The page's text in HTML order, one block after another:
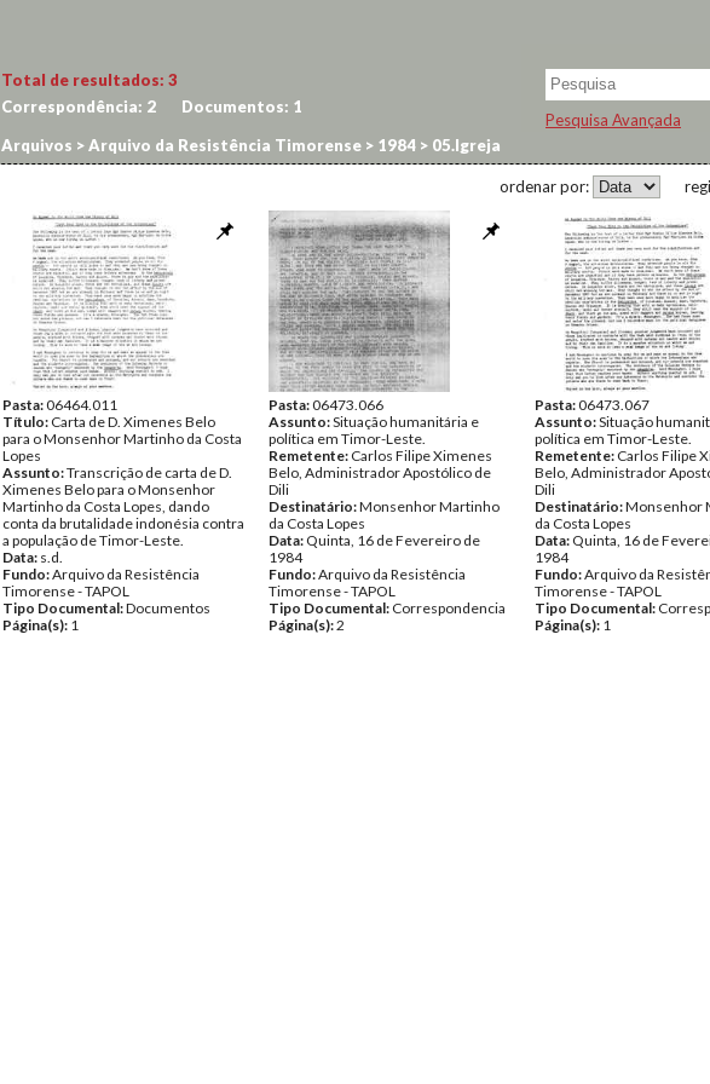
Pesquisa Avançada
Total de resultados: 3
Correspondência: 2 Documentos: 1
Arquivos >Arquivo da Resistência Timorense > 1984 > 05.Igreja
ordenar por:
Pasta:06464.011
Título: Carta de D. Ximenes Belo
para o Monsenhor Martinho da Costa
Lopes
Assunto:Transcrição de carta de D.
Ximenes Belo para o Monsenhor
Martinho da Costa Lopes, dando
conta da brutalidade indonésia contra
a população de Timor-Leste.
Data: s.d.
Fundo:Arquivo da Resistência
Timorense - TAPOL
Tipo Documental:Documentos
Página(s): 1
Pasta:06473.066
Assunto:Situação humanitária e
política em Timor-Leste.
Remetente: Carlos Filipe Ximenes
Belo, Administrador Apostólico de
Dili
Destinatário:Monsenhor Martinho
da Costa Lopes
Data: Quinta, 16 de Fevereiro de
1984
Fundo:Arquivo da Resistência
Timorense - TAPOL
Tipo Documental: Correspondencia
Página(s):2
Pasta:06473.067
Assunto:Situação
política em Timor-Leste.
Remetente: Carlos Filipe
Belo, Administrador
Dili
Destinatário:Monsenhor
da Costa Lopes
Data: Quinta, 16 de
1984
Fundo:Arquivo da
Timorense - TAPOL
Tipo Documental:
Página(s): 1